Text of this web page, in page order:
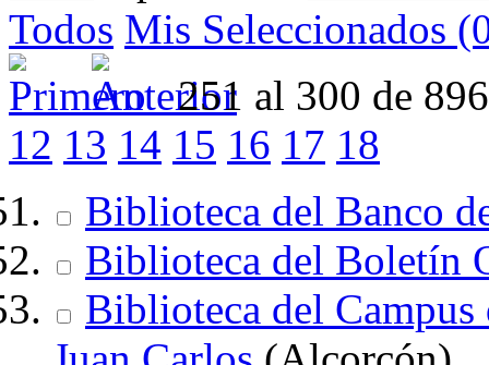
Todos Mis Seleccionados
251 al 300 de
12 13 14 15 16 17 18
Biblioteca del Banco
Biblioteca del Boletín
Biblioteca del